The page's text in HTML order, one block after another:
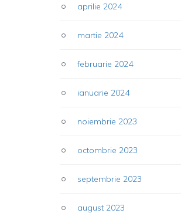
aprilie 2024
martie 2024
februarie 2024
ianuarie 2024
noiembrie 2023
octombrie 2023
septembrie 2023
august 2023